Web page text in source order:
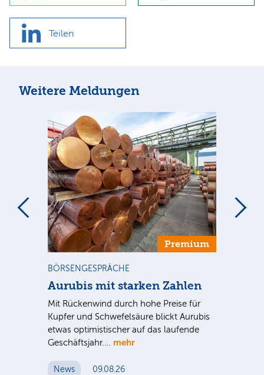
Teilen
Weitere Meldungen
Premium
BÖRSENGESPRÄCHE
Aurubis mit starken Zahlen
Mit Rückenwind durch hohe Preise für
Kupfer und Schwefelsäure blickt Aurubis
etwas optimistischer auf das laufende
Geschäftsjahr.… mehr
News 09.08.26